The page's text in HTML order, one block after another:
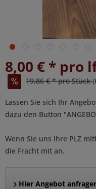
8,00 € * pro
19,86 € * pro Stück
Lassen Sie sich Ihr
dazu den Button
Wenn Sie uns Ihre PLZ
die Fracht mit an.
Hier Angebot